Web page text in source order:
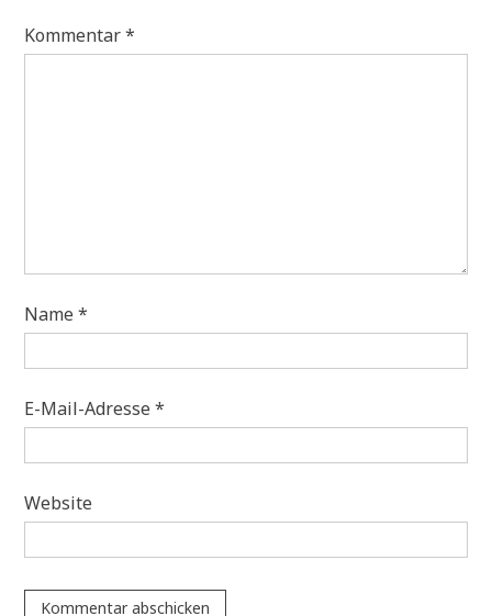
Kommentar*
Name*
E-Mail-Adresse*
Website